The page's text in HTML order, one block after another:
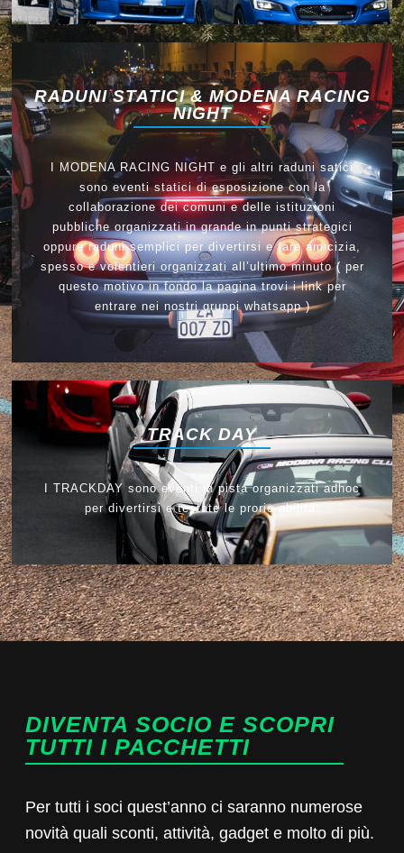
RADUNI STATICI & MODENA RACING
NIGHT
I MODENA RACING NIGHT e gli altri raduni satici
sono eventi statici di esposizione con la
collaborazione dei comuni e delle istituzioni
pubbliche organizzati in grande in punti strategici
oppure raduni semplici per divertirsi e fare amicizia,
spesso e volentieri organizzati all’ultimo minuto ( per
questo motivo in fondo la pagina trovi i link per
entrare nei nostri gruppi whatsapp )
TRACK DAY
I TRACKDAY sono eventi in pista organizzati adhoc
per divertirsi e testate le prorie abilità.
DIVENTA SOCIO E SCOPRI
TUTTI I PACCHETTI
Per tutti i soci quest’anno ci saranno numerose
novità quali sconti, attività, gadget e molto di più.